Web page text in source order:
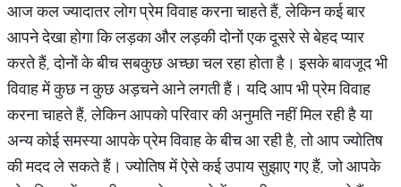
आज कल ज्यादातर लोग प्रेम विवाह करना चाहते हैं, लेकिन कई बार
आपने देखा होगा कि लड़का और लड़की दोनों एक दूसरे से बेहद प्यार
करते हैं, दोनों के बीच सबकुछ अच्छा चल रहा होता है। इसके बावजूद भी
विवाह में कुछ न कुछ अड़चने आने लगती हैं। यदि आप भी प्रेम विवाह
करना चाहते हैं, लेकिन आपको परिवार की अनुमति नहीं मिल रही है या
अन्य कोई समस्या आपके प्रेम विवाह के बीच आ रही है, तो आप ज्योतिष
की मदद ले सकते हैं। ज्योतिष में ऐसे कई उपाय सुझाए गए हैं, जो आपके